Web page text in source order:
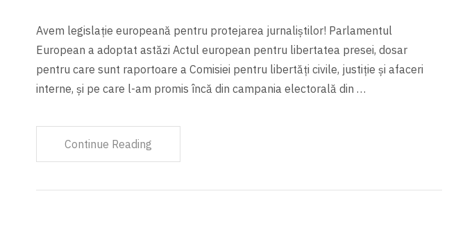
Avem legislație europeană pentru protejarea jurnaliștilor! Parlamentul
European a adoptat astăzi Actul european pentru libertatea presei, dosar
pentru care sunt raportoare a Comisiei pentru libertăți civile, justiție și afaceri
interne, și pe care l-am promis încă din campania electorală din …
Continue Reading